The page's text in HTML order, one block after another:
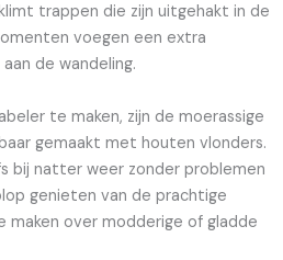
trappen die zijn uitgehakt in de
voegen een extra
de wandeling.
te maken, zijn de moerassige
gemaakt met houten vlonders.
bij natter weer zonder problemen
genieten van de prachtige
maken over modderige of gladde